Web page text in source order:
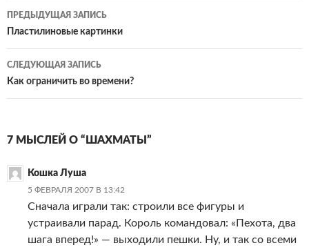
Навигация
по
записям
ПРЕДЫДУЩАЯ ЗАПИСЬ
Пластилиновые картинки
СЛЕДУЮЩАЯ ЗАПИСЬ
Как ограничить во времени?
7 МЫСЛЕЙ О “ШАХМАТЫ”
Кошка Луша
5 ФЕВРАЛЯ 2007 В 13:42
Сначала играли так: строили все фигуры и
устраивали парад. Король командовал: «Пехота, два
шага вперед!» — выходили пешки. Ну, и так со всеми